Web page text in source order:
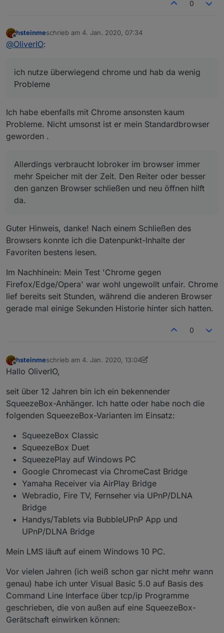
0
Offline
hsteinmeschrieb am 4. Jan. 2020, 07:34
zuletzt editiert von
@OliverIO:
ich nutze überwiegend chrome und hab da wenig
Probleme
Ich habe ebenfalls mit Chrome ansonsten kaum
Probleme. Nicht umsonst ist er mein Standardbrowser
geworden .
Allerdings verbraucht Iobroker im browser immer
mehr Speicher mit der Zeit. Den Reiter oder besser
den ganzen Browser schließen und neu öffnen hilft
da.
Guter Hinweis, danke! Nach einem Schließen des
Browsers konnte ich die Datenpunkt-Inhalte der
Favoriten bestens lesen.
Im Nachhinein: Mein Test 'Chrome gegen
Firefox/Edge/Opera' war wohl ungewollt unfair. Chrome
lief bereits seit Stunden, während die anderen Browser
gerade mal einige Sekunden Historie hinter sich hatten.
0
Offline
hsteinmeschrieb am 4. Jan. 2020, 13:04
zuletzt editiert von hsteinme1. Apr. 2020, 15:03
Hallo OliverIO,
seit über 12 Jahren bin ich ein bekennender
SqueezeBox-Anhänger. Ich hatte oder habe noch die
folgenden SqueezeBox-Varianten im Einsatz:
SqueezeBox Classic
SqueezeBox Duet
SqueezePlay auf Windows PC
Google Chromecast via ChromeCast Bridge
Yamaha Receiver via AirPlay Bridge
Webradio, Fire TV, Fernseher via UPnP/DLNA
Bridge
Handys/Tablets via BubbleUPnP App und
UPnP/DLNA Bridge
Mein LMS läuft auf einem Windows 10 PC.
Vor vielen Jahren (ich weiß schon gar nicht mehr wann
genau) habe ich unter Visual Basic 5.0 auf Basis des
Command Line Interface über tcp/ip Programme
geschrieben, die von außen auf eine SqueezeBox-
Gerätschaft einwirken können: